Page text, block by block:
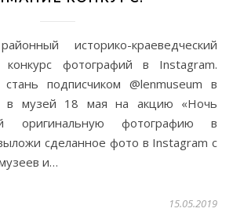
конкурс фотографий в Instagram.
подписчиком @lenmuseum в
в музей 18 мая на акцию «Ночь
оригинальную фотографию в
сделанное фото в Instagram с
и…
15.05.2019